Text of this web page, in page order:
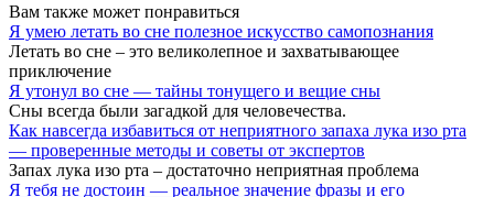
Вам также может понравиться
Я умею летать во сне полезное искусство самопознания
Летать во сне – это великолепное и захватывающее
приключение
Я утонул во сне — тайны тонущего и вещие сны
Сны всегда были загадкой для человечества.
Как навсегда избавиться от неприятного запаха лука изо рта
— проверенные методы и советы от экспертов
Запах лука изо рта – достаточно неприятная проблема
Я тебя не достоин — реальное значение фразы и его